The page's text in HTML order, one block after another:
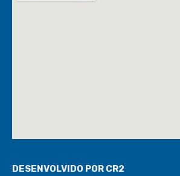
DESENVOLVIDO POR CR2